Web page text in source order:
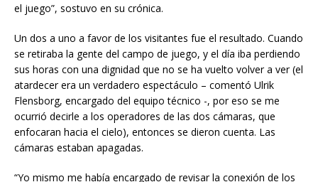
el juego”, sostuvo en su crónica.
Un dos a uno a favor de los visitantes fue el resultado. Cuando
se retiraba la gente del campo de juego, y el día iba perdiendo
sus horas con una dignidad que no se ha vuelto volver a ver (el
atardecer era un verdadero espectáculo – comentó Ulrik
Flensborg, encargado del equipo técnico -, por eso se me
ocurrió decirle a los operadores de las dos cámaras, que
enfocaran hacia el cielo), entonces se dieron cuenta. Las
cámaras estaban apagadas.
“Yo mismo me había encargado de revisar la conexión de los